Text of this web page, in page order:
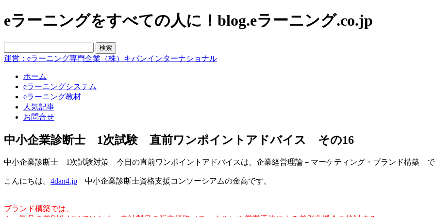
eラーニングをすべての人に！blog.eラーニング.co.jp
運営：eラーニング専門企業（株）キバンインターナショナル
ホーム
eラーニングシステム
eラーニング教材
人気記事
お問合せ
中小企業診断士 1次試験 直前ワンポイントアドバイス その16
中小企業診断士 1次試験対策 今日の直前ワンポイントアドバイスは、企業経営理論－マーケティング・ブランド構築
こんにちは。 4dan4.jp 中小企業診断士資格支援コンソーシアムの金高です。
ブランド構築では、